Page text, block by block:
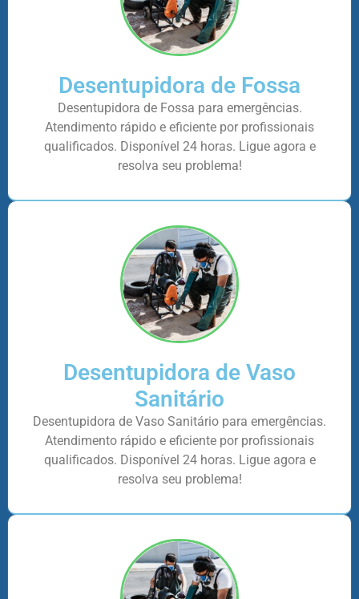
Desentupidora de Fossa
Desentupidora de Fossa para emergências.
Atendimento rápido e eficiente por profissionais
qualificados. Disponível 24 horas. Ligue agora e
resolva seu problema!
Desentupidora de Vaso
Sanitário
Desentupidora de Vaso Sanitário para emergências.
Atendimento rápido e eficiente por profissionais
qualificados. Disponível 24 horas. Ligue agora e
resolva seu problema!